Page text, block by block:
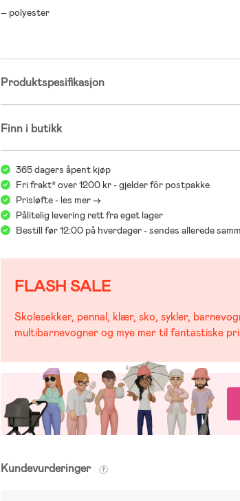
– polyester
Produktspesifikasjon
Finn i butikk
365 dagers åpent kjøp
Fri frakt* over 1200 kr - gjelder för postpakke
Prisløfte - les mer ->
Pålitelig levering rett fra eget lager
Bestill før 12:00 på hverdager - sendes allerede
FLASH SALE
Skolesekker, pennal, klær, sko, sykler,
multibarnevogner og mye mer til fantastiske
Kundevurderinger